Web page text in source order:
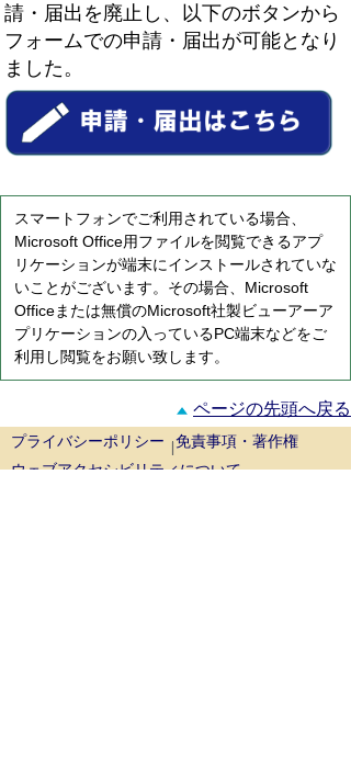
請・届出を廃止し、以下のボタンから
フォームでの申請・届出が可能となり
ました。
スマートフォンでご利用されている場合、
Microsoft Office用ファイルを閲覧できるアプ
リケーションが端末にインストールされていな
いことがございます。その場合、Microsoft
Officeまたは無償のMicrosoft社製ビューアーア
プリケーションの入っているPC端末などをご
利用し閲覧をお願い致します。
ページの先頭へ戻る
プライバシーポリシー
免責事項・著作権
ウェブアクセシビリティについて